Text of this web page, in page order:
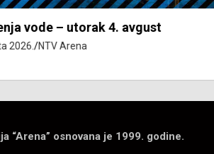
– utorak 4. avgust
NTV Arena
“Arena” osnovana je 1999. godine.